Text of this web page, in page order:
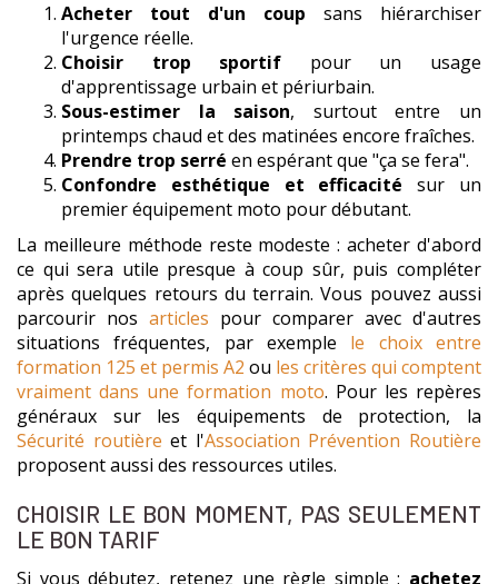
Acheter tout d'un coup sans hiérarchiser
l'urgence réelle.
Choisir trop sportif pour un usage
d'apprentissage urbain et périurbain.
Sous-estimer la saison, surtout entre un
printemps chaud et des matinées encore fraîches.
Prendre trop serré en espérant que "ça se fera".
Confondre esthétique et efficacité sur un
premier équipement moto pour débutant.
La meilleure méthode reste modeste : acheter d'abord
ce qui sera utile presque à coup sûr, puis compléter
après quelques retours du terrain. Vous pouvez aussi
parcourir nos articles pour comparer avec d'autres
situations fréquentes, par exemple le choix entre
formation 125 et permis A2 ou les critères qui comptent
vraiment dans une formation moto. Pour les repères
généraux sur les équipements de protection, la
Sécurité routière et l'Association Prévention Routière
proposent aussi des ressources utiles.
CHOISIR LE BON MOMENT, PAS SEULEMENT
LE BON TARIF
Si vous débutez, retenez une règle simple : achetez